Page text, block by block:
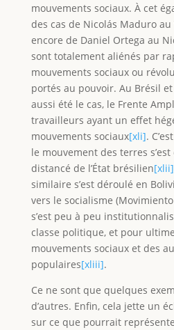
mouvements sociaux. À cet
des cas de Nicolás Maduro au
encore de Daniel Ortega au
sont totalement aliénés par
mouvements sociaux ou
portés au pouvoir. Au Brésil
aussi été le cas, le Frente
travailleurs ayant un effet
mouvements sociaux[xli].
le mouvement des terres
distancé de l’État brésilien[xlii]
similaire s’est déroulé en
vers le socialisme
s’est peu à peu
classe politique, et pour
mouvements sociaux et des
populaires[xliii].
Ce ne sont que quelques
d’autres. Enfin, cela jette un
sur ce que pourrait